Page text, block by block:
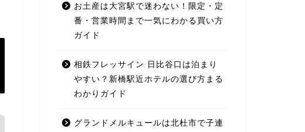
お土産は大宮駅で迷わない！限定・定
番・営業時間まで一気にわかる買い方
ガイド
相鉄フレッサイン 日比谷口は泊まり
やすい？新橋駅近ホテルの選び方まる
わかりガイド
グランドメルキュールは北杜市で子連